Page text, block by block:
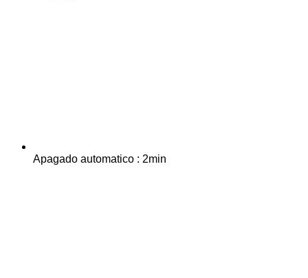
Apagado automatico : 2min